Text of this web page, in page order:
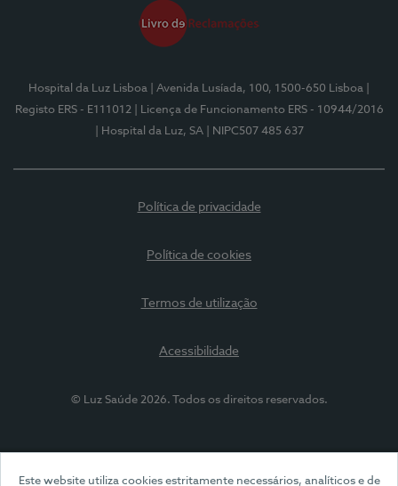
Este website utiliza cookies estritamente necessários, analíticos e de
Hospital da Luz Lisboa | Avenida Lusíada, 100, 1500-650 Lisboa
Registo ERS - E111012
| Licença de Funcionamento ERS - 10944/2016
| Hospital da Luz, SA
| NIPC507 485 637
Política de privacidade
Política de cookies
Termos de utilização
Acessibilidade
© Luz Saúde 2026. Todos os direitos reservados.